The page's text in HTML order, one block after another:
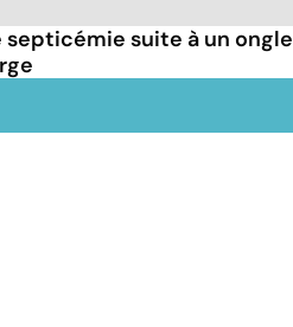
suite à un ongle